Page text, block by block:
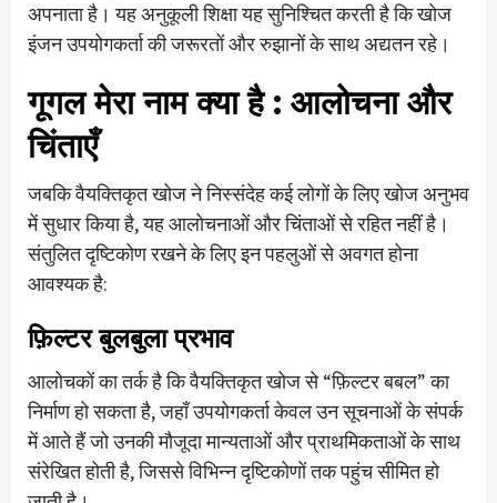
अपनाता है। यह अनुकूली शिक्षा यह सुनिश्चित करती है कि खोज
इंजन उपयोगकर्ता की जरूरतों और रुझानों के साथ अद्यतन रहे।
गूगल मेरा नाम क्या है : आलोचना और
चिंताएँ
जबकि वैयक्तिकृत खोज ने निस्संदेह कई लोगों के लिए खोज अनुभव
में सुधार किया है, यह आलोचनाओं और चिंताओं से रहित नहीं है।
संतुलित दृष्टिकोण रखने के लिए इन पहलुओं से अवगत होना
आवश्यक है:
फ़िल्टर बुलबुला प्रभाव
आलोचकों का तर्क है कि वैयक्तिकृत खोज से “फ़िल्टर बबल” का
निर्माण हो सकता है, जहाँ उपयोगकर्ता केवल उन सूचनाओं के संपर्क
में आते हैं जो उनकी मौजूदा मान्यताओं और प्राथमिकताओं के साथ
संरेखित होती है, जिससे विभिन्न दृष्टिकोणों तक पहुंच सीमित हो